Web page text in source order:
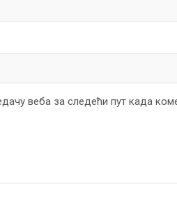
веба за следећи пут када